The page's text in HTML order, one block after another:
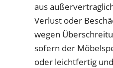
aus
Verlust oder
wegen
sofern der
oder leichtfertig